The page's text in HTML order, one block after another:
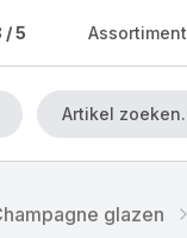
/ 5 Assortiment
glazen